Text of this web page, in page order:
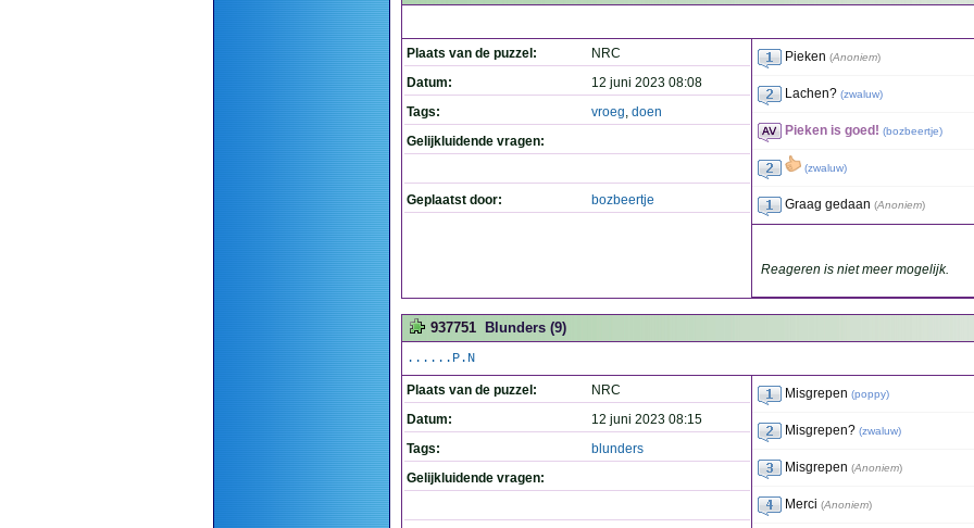
Plaats van de puzzel:
NRC
Datum:
12 juni 2023 08:08
Tags:
vroeg, doen
Gelijkluidende vragen:
Geplaatst door: bozbeertje
Pieken (Anoniem)
Lachen? (zwaluw)
Pieken is goed! (bozbeertje)
(zwaluw)
Graag gedaan (Anoniem)
Reageren is niet meer mogelijk.
937751 Blunders (9)
......P.N
Plaats van de puzzel:
NRC
Datum:
12 juni 2023 08:15
Tags:
blunders
Gelijkluidende vragen:
Misgrepen (poppy)
Misgrepen? (zwaluw)
Misgrepen (Anoniem)
Merci (Anoniem)